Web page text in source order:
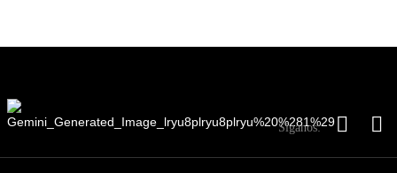
Síganos: